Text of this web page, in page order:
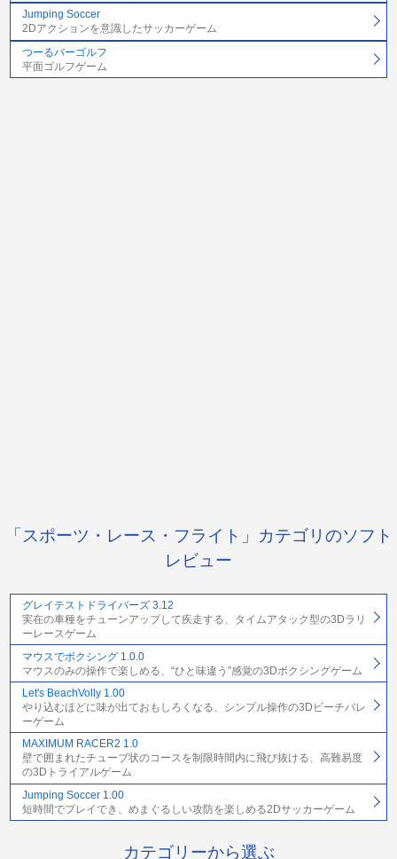
Jumping Soccer
2Dアクションを意識したサッカーゲーム
つーるバーゴルフ
平面ゴルフゲーム
「スポーツ・レース・フライト」カテゴリのソフト
レビュー
グレイテストドライバーズ 3.12
実在の車種をチューンアップして疾走する、タイムアタック型の3Dラリ
ーレースゲーム
マウスでボクシング 1.0.0
マウスのみの操作で楽しめる、“ひと味違う”感覚の3Dボクシングゲーム
Let's BeachVolly 1.00
やり込むほどに味が出ておもしろくなる、シンプル操作の3Dビーチバレ
ーゲーム
MAXIMUM RACER2 1.0
壁で囲まれたチューブ状のコースを制限時間内に飛び抜ける、高難易度
の3Dトライアルゲーム
Jumping Soccer 1.00
短時間でプレイでき、めまぐるしい攻防を楽しめる2Dサッカーゲーム
カテゴリーから選ぶ